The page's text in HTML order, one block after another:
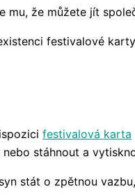
mu, že můžete jít
festivalové
festivalová karta
stáhnout a
stát o zpětnou